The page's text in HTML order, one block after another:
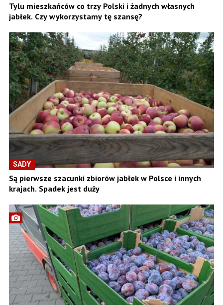
Tylu mieszkańców co trzy Polski i żadnych własnych
jabłek. Czy wykorzystamy tę szansę?
SADY
Są pierwsze szacunki zbiorów jabłek w Polsce i innych
krajach. Spadek jest duży